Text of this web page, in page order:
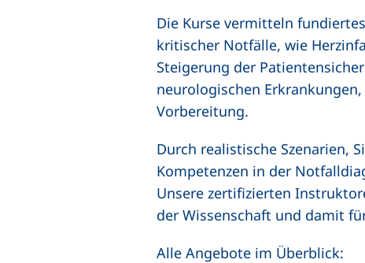
Die Kurse vermitteln
kritischer Notfälle, wie
Steigerung der
neurologischen
Vorbereitung.
Durch realistische Szenarien,
Kompetenzen in der
Unsere zertifizierten
der Wissenschaft und damit
Alle Angebote im Überblick: